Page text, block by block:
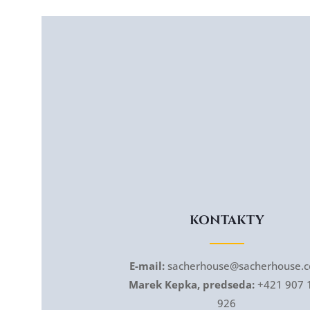
KONTAKTY
E-mail:
Marek Kepka, predseda:+421 907
926